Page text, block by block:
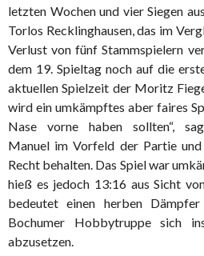
letzten Wochen und vier Siegen
Torlos Recklinghausen, das im
Verlust von fünf Stammspielern
dem 19. Spieltag noch auf die
aktuellen Spielzeit der Moritz
wird ein umkämpftes aber faires
Nase vorne haben sollten“,
Manuel im Vorfeld der Partie
Recht behalten. Das Spiel war
hieß es jedoch 13:16 aus Sicht
bedeutet einen herben
Bochumer Hobbytruppe sich
abzusetzen.